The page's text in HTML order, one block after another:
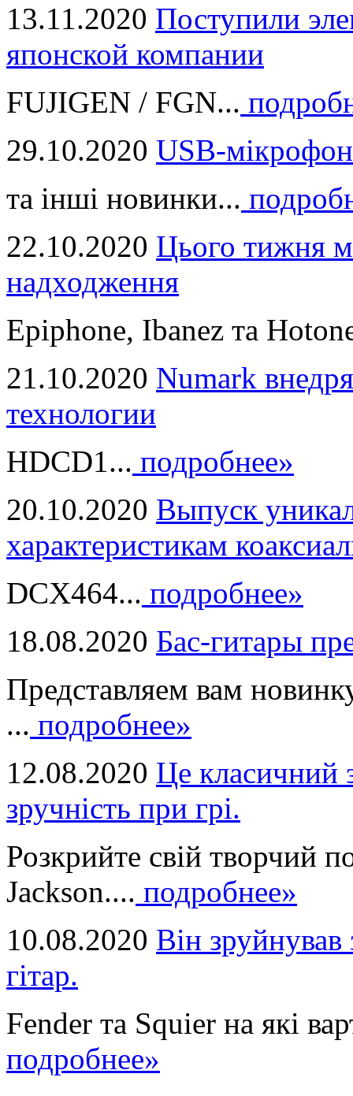
13.11.2020 Поступили
японской компании
FUJIGEN / FGN...
29.10.2020 USB-
та інші новинки...
22.10.2020 Цього тижня
надходження
Epiphone, Ibanez та
21.10.2020 Numark
технологии
HDCD1... подробнее»
20.10.2020 Выпуск
характеристикам
DCX464... подробнее»
18.08.2020 Бас-гитары
Представляем вам
... подробнее»
12.08.2020 Це класичний
зручність при грі.
Розкрийте свій творчий
Jackson.... подробнее»
10.08.2020 Він
гітар.
Fender та Squier на які
подробнее»